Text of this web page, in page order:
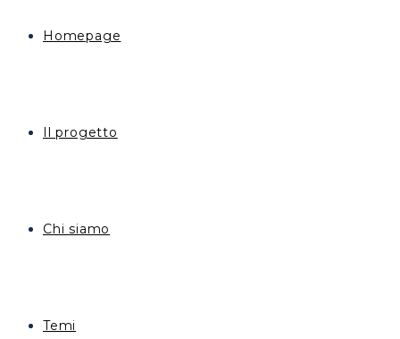
Homepage
Il progetto
Chi siamo
Temi